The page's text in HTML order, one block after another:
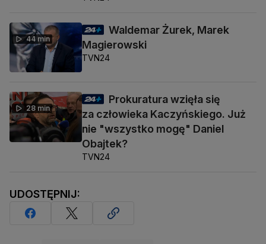
44 min
Waldemar Żurek, Marek
Magierowski
TVN24
28 min
Prokuratura wzięła się
za człowieka Kaczyńskiego. Już
nie "wszystko mogę" Daniel
Obajtek?
TVN24
UDOSTĘPNIJ: